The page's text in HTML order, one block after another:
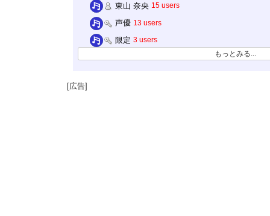
東山 奈央 15 users
声優 13 users
限定 3 users
もっとみる...
[広告]